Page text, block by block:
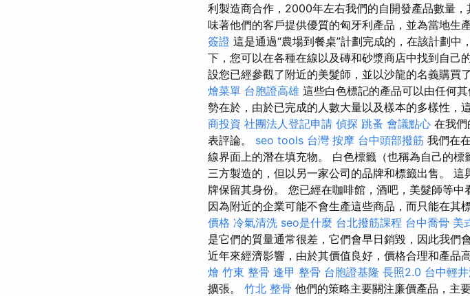
利製造商合作，2000年左右我們的自開發產品數量，
味著他們的客戶提供優質的匈牙利產品，並為當地生
簽證 這是通過“農場到餐桌”計劃完成的，在該計劃
下，您可以在各種在線以及磚和砂漿商店中找到自己
設您已經參觀了附近的美髮師，並以沙龍的名義購買
燴菜單 台胞證高雄 這些白色標記的產品可以由任何
勢在於，由於已完成的人數大量以及樣本的多樣性，
商投資 社團法人登記申請 偵探 跳蚤 會議點心 在我
表評論。 seo tools 台灣 按摩 台中頭部撥筋 我們在
線界面上的潛在填充物。 白色標籤（也稱為自己的
三方製造的，但以另一家公司的品牌和標籤出售。
牌保留其身份。 您已經在咖啡館，酒吧，美髮師等
因為附近的企業可能不會生產這些商品，而只能在其
價格 冷氣清洗 seo是什麼 台北撥筋課程 台中喬骨 美
是它們的質量通常很差，它們會早日銷毀，因此我們
近年來經濟影響，由於其價值良好，價格合理和產品
燴 竹東 整骨 逢甲 整骨 台胞證基隆 長照2.0 台中輕
擴張。 竹北 整骨 他們的策略主要關注廉價產品，主